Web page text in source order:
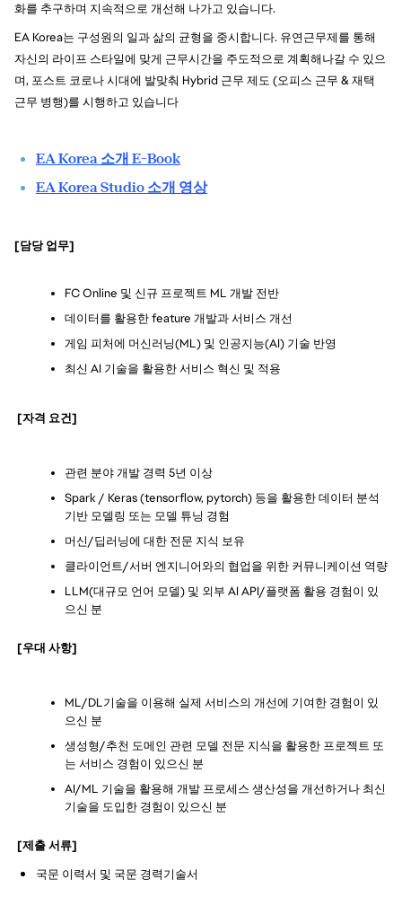
화를 추구하며 지속적으로 개선해 나가고 있습니다.
EA Korea는 구성원의 일과 삶의 균형을 중시합니다. 유연근무제를 통해
자신의 라이프 스타일에 맞게 근무시간을 주도적으로 계획해나갈 수 있으
며, 포스트 코로나 시대에 발맞춰 Hybrid 근무 제도 (오피스 근무 & 재택
근무 병행)를 시행하고 있습니다
EA Korea 소개 E-Book
EA Korea Studio 소개 영상
[담당 업무]
FC Online 및 신규 프로젝트 ML 개발 전반
데이터를 활용한 feature 개발과 서비스 개선
게임 피처에 머신러닝(ML) 및 인공지능(AI) 기술 반영
최신 AI 기술을 활용한 서비스 혁신 및 적용
[자격 요건]
관련 분야 개발 경력 5년 이상
Spark / Keras (tensorflow, pytorch) 등을 활용한 데이터 분석
기반 모델링 또는 모델 튜닝 경험
머신/딥러닝에 대한 전문 지식 보유
클라이언트/서버 엔지니어와의 협업을 위한 커뮤니케이션 역량
LLM(대규모 언어 모델) 및 외부 AI API/플랫폼 활용 경험이 있
으신 분
[우대 사항]
ML/DL기술을 이용해 실제 서비스의 개선에 기여한 경험이 있
으신 분
생성형/추천 도메인 관련 모델 전문 지식을 활용한 프로젝트 또
는 서비스 경험이 있으신 분
AI/ML 기술을 활용해 개발 프로세스 생산성을 개선하거나 최신
기술을 도입한 경험이 있으신 분
[제출 서류]
국문 이력서 및 국문 경력기술서